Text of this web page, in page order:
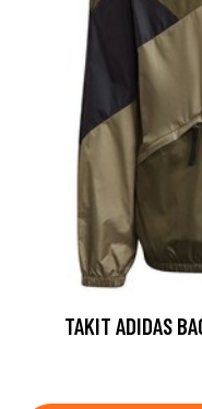
TAKIT ADIDAS